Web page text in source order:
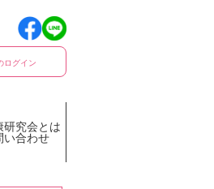
ログイン
研究会とは
い合わせ